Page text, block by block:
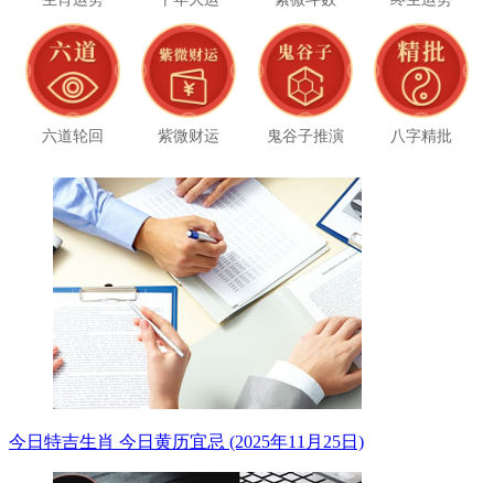
六道轮回 紫微财运 鬼谷子推演 八字精批
今日特吉生肖 今日黄历宜忌 (2025年11月25日)